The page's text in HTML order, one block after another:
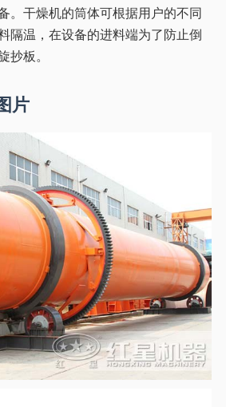
。干燥机的筒体可根据用户的不同
隔温，在设备的进料端为了防止倒
抄板。
片